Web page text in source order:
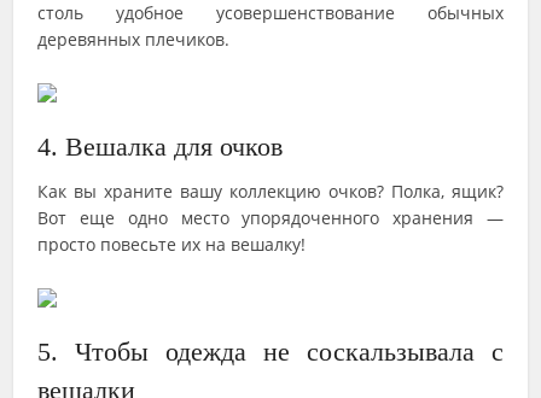
столь удобное усовершенствование обычных
деревянных плечиков.
4. Вешалка для очков
Как вы храните вашу коллекцию очков? Полка, ящик?
Вот еще одно место упорядоченного хранения —
просто повесьте их на вешалку!
5. Чтобы одежда не соскальзывала с
вешалки